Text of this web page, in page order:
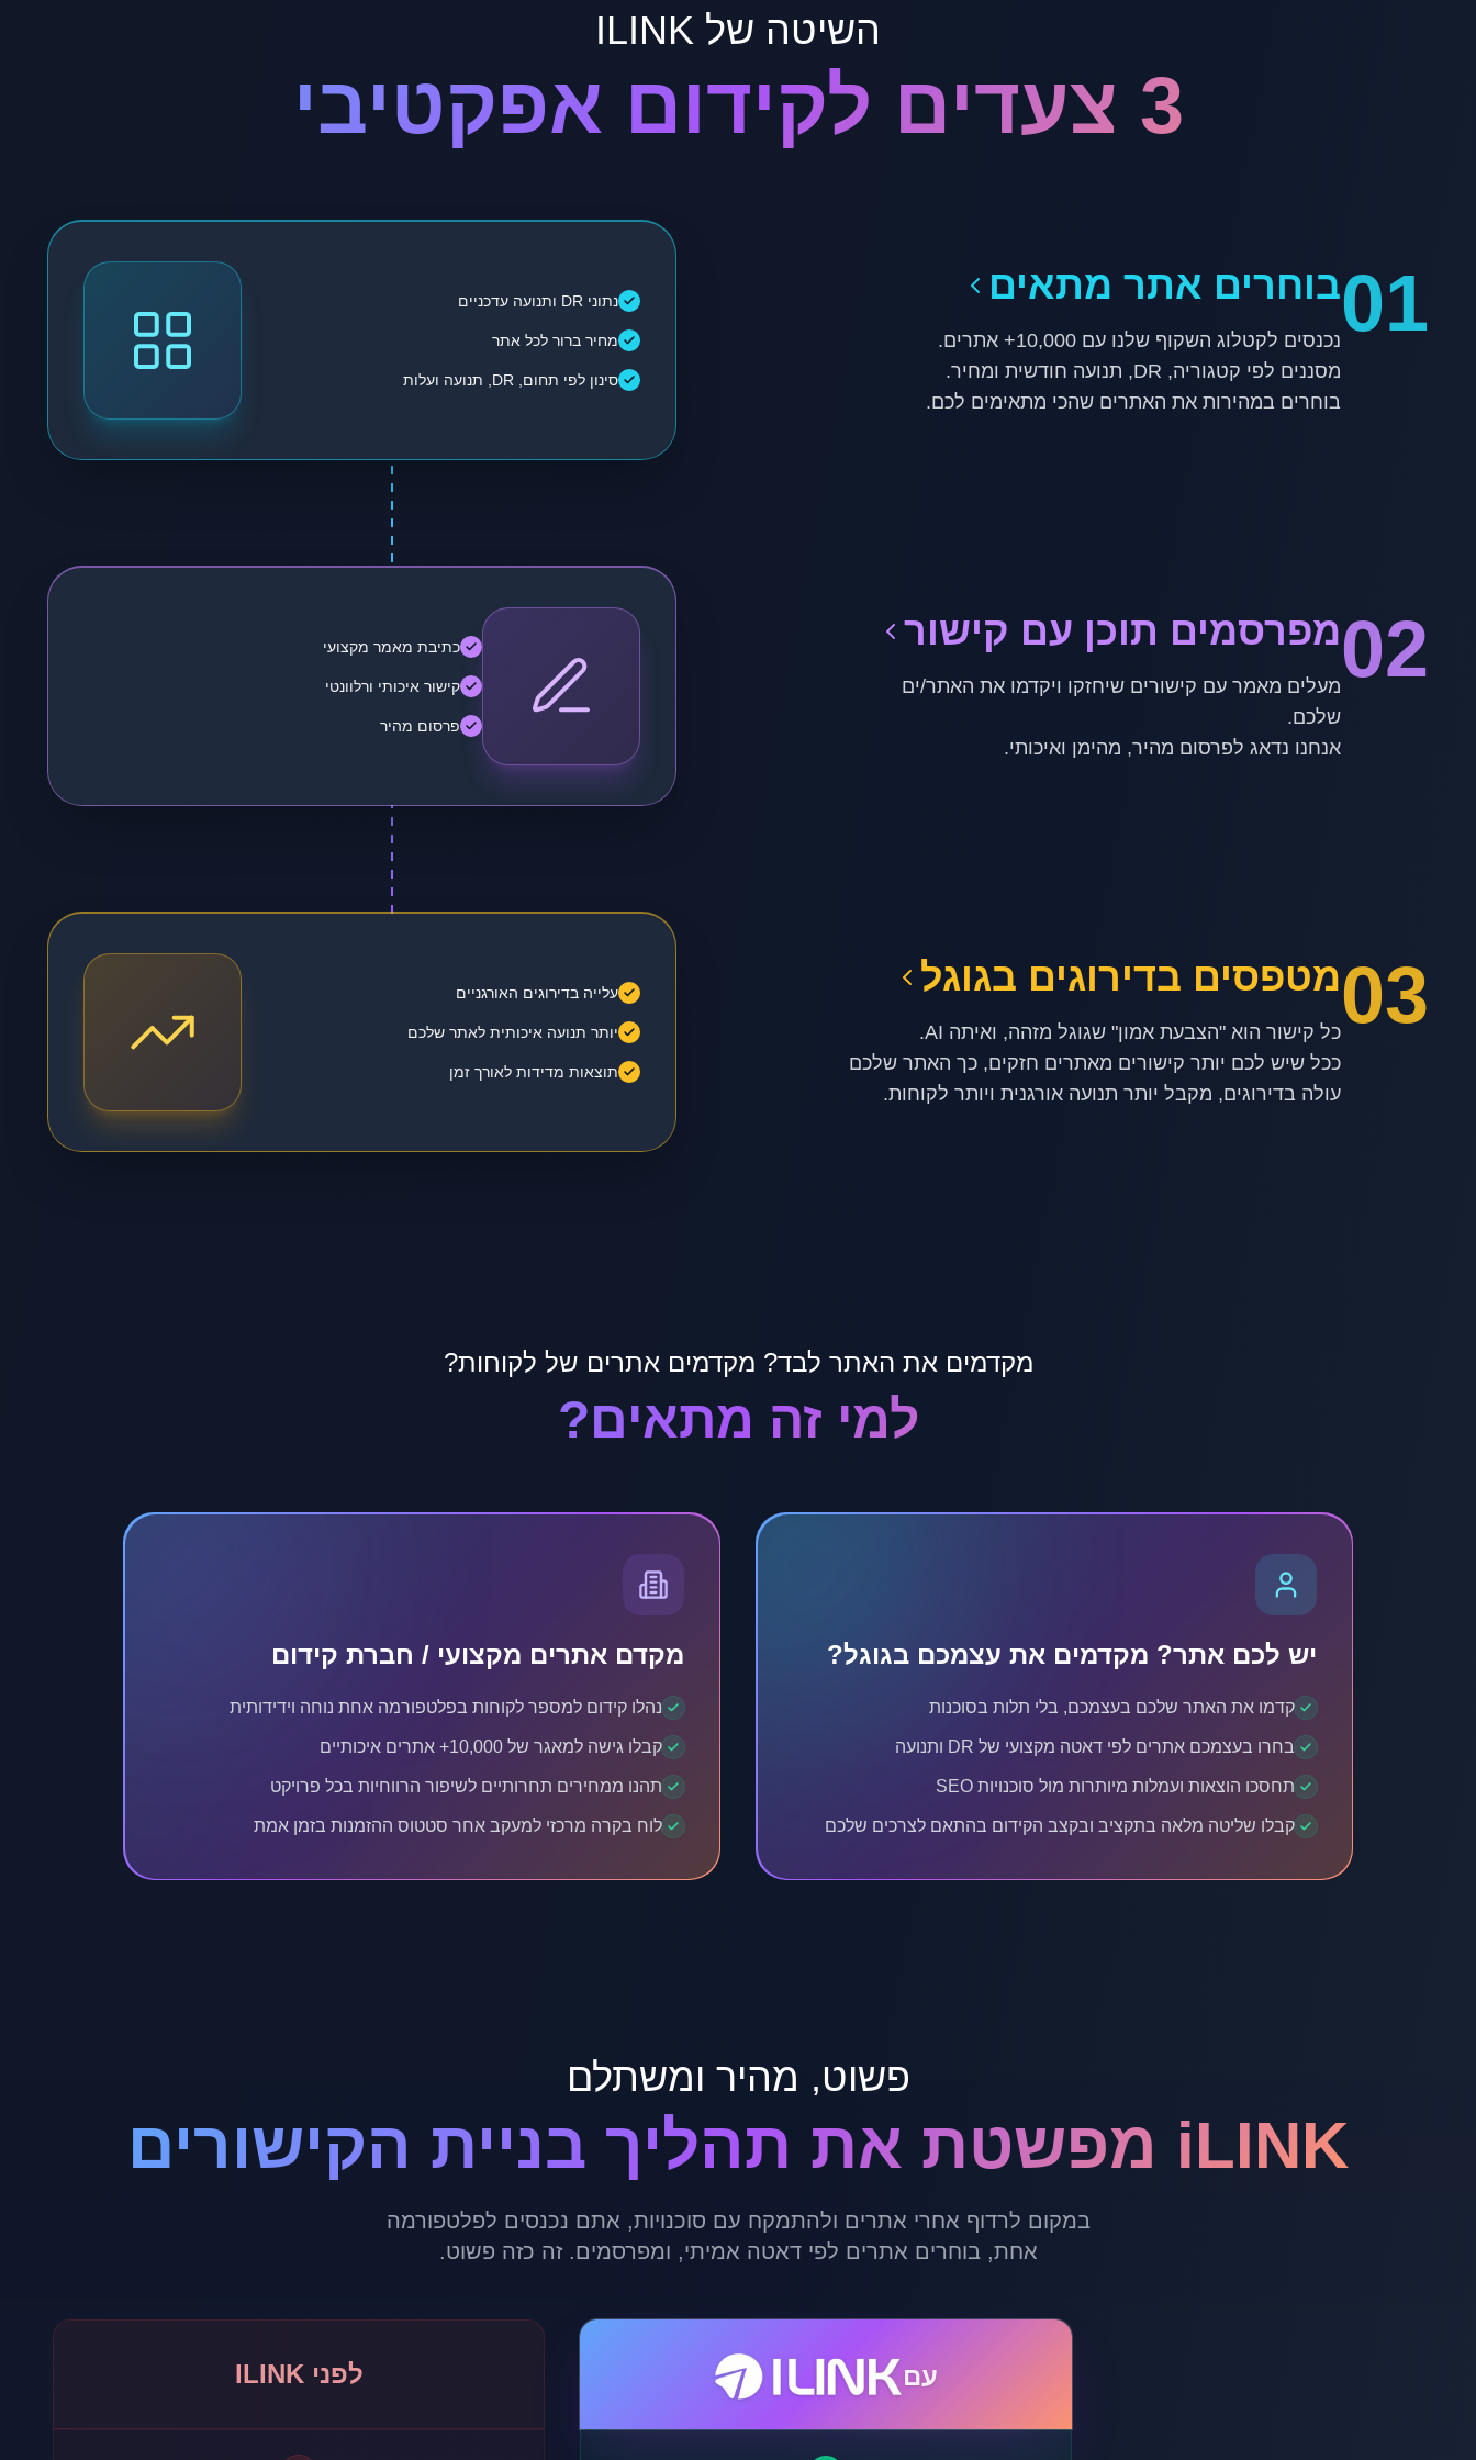
השיטה של ILINK
3 צעדים לקידום אפקטיבי
01בוחרים אתר מתאים
בוחרים במהירות את האתרים שהכי מתאימים לכם.
נתוני DR ותנועה עדכניים
מחיר ברור לכל אתר
סינון לפי תחום, DR, תנועה ועלות
02מפרסמים תוכן עם קישור
מעלים מאמר עם קישורים שיחזקו ויקדמו את האתר/ים
אנחנו נדאג לפרסום מהיר, מהימן ואיכותי.
כתיבת מאמר מקצועי
קישור איכותי ורלוונטי
פרסום מהיר
03מטפסים בדירוגים בגוגל
ככל שיש לכם יותר קישורים מאתרים חזקים, כך האתר שלכם
עולה בדירוגים, מקבל יותר תנועה אורגנית ויותר לקוחות.
עלייה בדירוגים האורגניים
יותר תנועה איכותית לאתר שלכם
תוצאות מדידות לאורך זמן
מקדמים את האתר לבד? מקדמים אתרים של לקוחות?
למי זה מתאים?
יש לכם אתר? מקדמים את עצמכם בגוגל?
קדמו את האתר שלכם בעצמכם, בלי תלות בסוכנות
בחרו בעצמכם אתרים לפי דאטה מקצועי של DR ותנועה
תחסכו הוצאות ועמלות מיותרות מול סוכנויות SEO
קבלו שליטה מלאה בתקציב ובקצב הקידום בהתאם לצרכים שלכם
מקדם אתרים מקצועי / חברת קידום
נהלו קידום למספר לקוחות בפלטפורמה אחת נוחה וידידותית
קבלו גישה למאגר של 10,000+ אתרים איכותיים
תהנו ממחירים תחרותיים לשיפור הרווחיות בכל פרויקט
לוח בקרה מרכזי למעקב אחר סטטוס ההזמנות בזמן אמת
פשוט, מהיר ומשתלם
iLINK מפשטת את תהליך בניית הקישורים
במקום לרדוף אחרי אתרים ולהתמקח עם סוכנויות, אתם נכנסים לפלטפורמה
אחת, בוחרים אתרים לפי דאטה אמיתי, ומפרסמים. זה כזה פשוט.
עם לפני ILINK